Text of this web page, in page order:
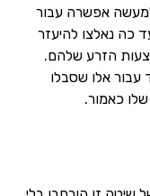
למעשה אפשרה עבור
כה נאלצו להיעזר
הזרע שלהם.
עבור אלו שסבלו
כאמור.